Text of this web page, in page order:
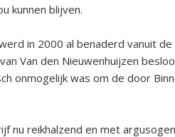
kunnen blijven.
in 2000 al benaderd vanuit
Van den Nieuwenhuijzen
onmogelijk was om de door
nu reikhalzend en met